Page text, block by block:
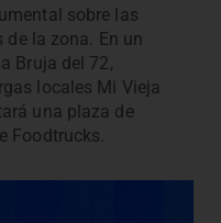
sobre las
la zona. En un
Bruja del 72,
locales Mi Vieja
una plaza de
Foodtrucks.